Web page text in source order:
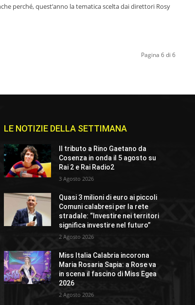
perché, quest’anno la tematica scelta dai direttori Rosy
Pagina 6 di 6
LE NOTIZIE DELLA SETTIMANA
Il tributo a Rino Gaetano da
Cosenza in onda il 5 agosto su
Rai 2 e Rai Radio2
3 Agosto 2026
Quasi 3 milioni di euro ai piccoli
Comuni calabresi per la rete
stradale: “Investire nei territori
significa investire nel futuro”
2 Agosto 2026
Miss Italia Calabria incorona
Maria Rosaria Sapia: a Rose va
in scena il fascino di Miss Egea
2026
2 Agosto 2026